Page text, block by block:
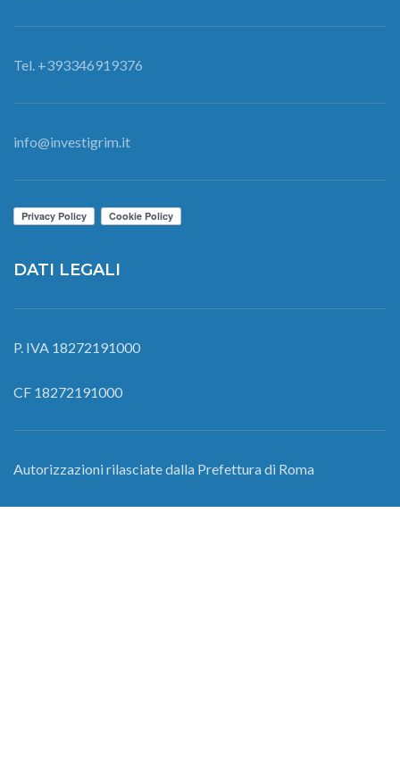
Tel. +393346919376
info@investigrim.it
DATI LEGALI
P. IVA 18272191000
CF 18272191000
Autorizzazioni rilasciate dalla Prefettura di Roma